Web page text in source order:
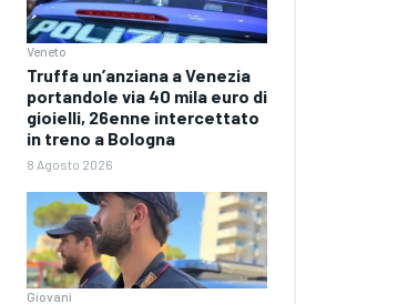
Veneto
Truffa un’anziana a Venezia
portandole via 40 mila euro di
gioielli, 26enne intercettato
in treno a Bologna
8 Agosto 2026
Giovani